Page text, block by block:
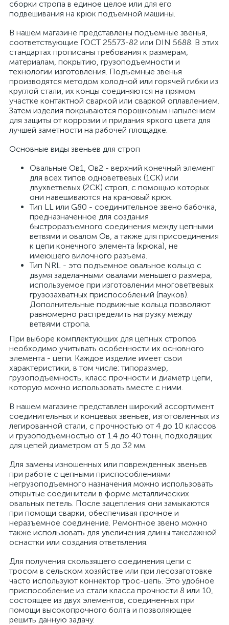
сборки стропа в единое целое или для его
подвешивания на крюк подъемной машины.
В нашем магазине представлены подъемные звенья,
соответствующие ГОСТ 25573-82 или DIN 5688. В этих
стандартах прописаны требования к размерам,
материалам, покрытию, грузоподъемности и
технологии изготовления. Подъемные звенья
производятся методом холодной или горячей гибки из
круглой стали, их концы соединяются на прямом
участке контактной сваркой или сваркой оплавлением.
Затем изделия покрываются порошковым напылением
для защиты от коррозии и придания яркого цвета для
лучшей заметности на рабочей площадке.
Основные виды звеньев для строп
Овальные Ов1, Ов2 - верхний конечный элемент
для всех типов одноветвевых (1СК) или
двухветвевых (2СК) строп, с помощью которых
они навешиваются на крановый крюк.
Тип LL или G80 - соединительное звено бабочка,
предназначенное для создания
быстроразъемного соединения между цепными
ветвями и овалом Ов, а также для присоединения
к цепи конечного элемента (крюка), не
имеющего вилочного разъема.
Тип NRL - это подъемное овальное кольцо с
двумя заделанными овалами меньшего размера,
используемое при изготовлении многоветвевых
грузозахватных приспособлений (пауков).
Дополнительные подвижные кольца позволяют
равномерно распределить нагрузку между
ветвями стропа.
При выборе комплектующих для цепных стропов
необходимо учитывать особенности их основного
элемента - цепи. Каждое изделие имеет свои
характеристики, в том числе: типоразмер,
грузоподъемность, класс прочности и диаметр цепи,
которую можно использовать вместе с ними.
В нашем магазине представлен широкий ассортимент
соединительных и концевых звеньев, изготовленных из
легированной стали, с прочностью от 4 до 10 классов
и грузоподъемностью от 1.4 до 40 тонн, подходящих
для цепей диаметром от 5 до 32 мм.
Для замены изношенных или поврежденных звеньев
при работе с цепными приспособлениями
негрузоподъемного назначения можно использовать
открытые соединители в форме металлических
овальных петель. После зацепления они замыкаются
при помощи сварки, обеспечивая прочное и
неразъемное соединение. Ремонтное звено можно
также использовать для увеличения длины такелажной
оснастки или создания ответвления.
Для получения скользящего соединения цепи с
тросом в сельском хозяйстве или при лесозаготовке
часто используют коннектор трос-цепь. Это удобное
приспособление из стали класса прочности 8 или 10,
состоящее из двух элементов, соединенных при
помощи высокопрочного болта и позволяющее
решить данную задачу.